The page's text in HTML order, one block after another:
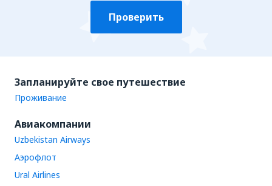
Проверить
Запланируйте свое путешествие
Проживание
Авиакомпании
Uzbekistan Airways
Аэрофлот
Ural Airlines